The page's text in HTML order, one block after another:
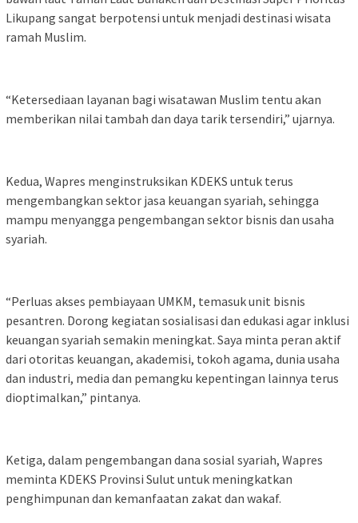
Likupang sangat berpotensi untuk menjadi destinasi wisata
ramah Muslim.
“Ketersediaan layanan bagi wisatawan Muslim tentu akan
memberikan nilai tambah dan daya tarik tersendiri,” ujarnya.
Kedua, Wapres menginstruksikan KDEKS untuk terus
mengembangkan sektor jasa keuangan syariah, sehingga
mampu menyangga pengembangan sektor bisnis dan usaha
syariah.
“Perluas akses pembiayaan UMKM, temasuk unit bisnis
pesantren. Dorong kegiatan sosialisasi dan edukasi agar inklusi
keuangan syariah semakin meningkat. Saya minta peran aktif
dari otoritas keuangan, akademisi, tokoh agama, dunia usaha
dan industri, media dan pemangku kepentingan lainnya terus
dioptimalkan,” pintanya.
Ketiga, dalam pengembangan dana sosial syariah, Wapres
meminta KDEKS Provinsi Sulut untuk meningkatkan
penghimpunan dan kemanfaatan zakat dan wakaf.